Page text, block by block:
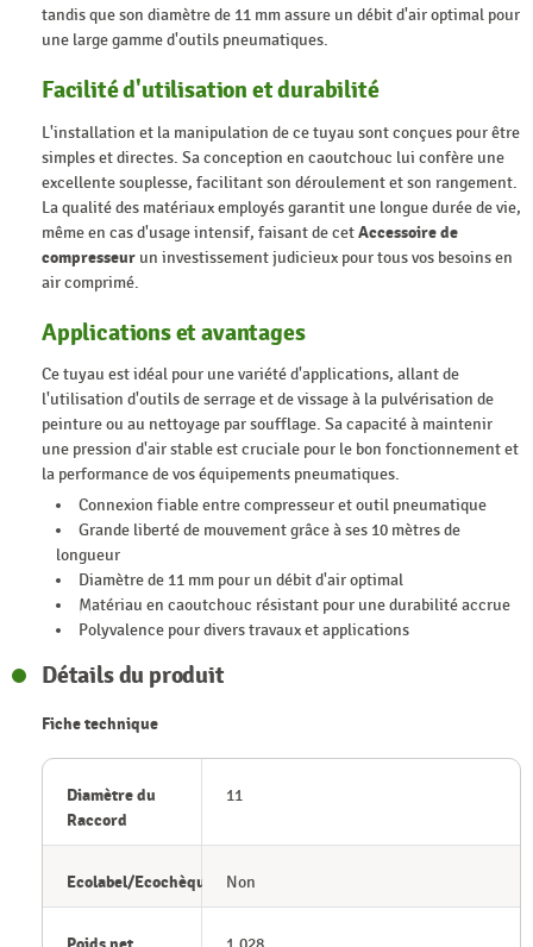
tandis que son diamètre de 11 mm assure un débit d'air optimal pour
une large gamme d'outils pneumatiques.
Facilité d'utilisation et durabilité
L'installation et la manipulation de ce tuyau sont conçues pour être
simples et directes. Sa conception en caoutchouc lui confère une
excellente souplesse, facilitant son déroulement et son rangement.
La qualité des matériaux employés garantit une longue durée de vie,
même en cas d'usage intensif, faisant de cetAccessoire de
compresseur un investissement judicieux pour tous vos besoins en
air comprimé.
Applications et avantages
Ce tuyau est idéal pour une variété d'applications, allant de
l'utilisation d'outils de serrage et de vissage à la pulvérisation de
peinture ou au nettoyage par soufflage. Sa capacité à maintenir
une pression d'air stable est cruciale pour le bon fonctionnement et
la performance de vos équipements pneumatiques.
Connexion fiable entre compresseur et outil pneumatique
Grande liberté de mouvement grâce à ses 10 mètres de
longueur
Diamètre de 11 mm pour un débit d'air optimal
Matériau en caoutchouc résistant pour une durabilité accrue
Polyvalence pour divers travaux et applications
Détails du produit
Fiche technique
Diamètre du
Raccord
11
Ecolabel/Ecochèque Non